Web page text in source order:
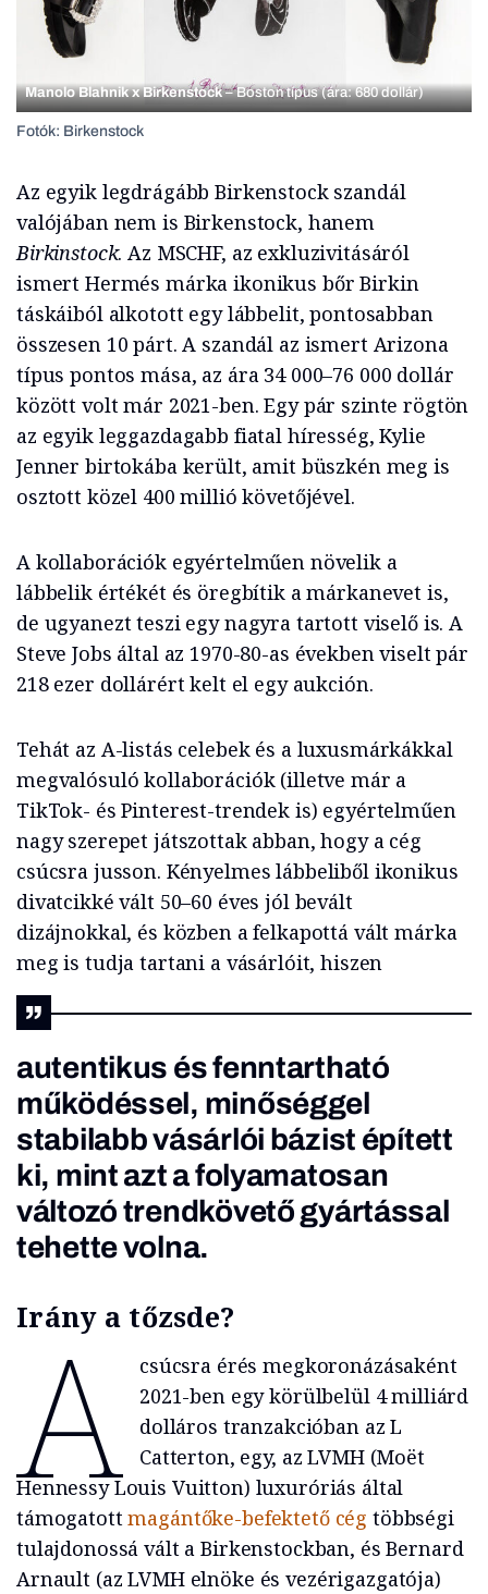
Manolo Blahnik x Birkenstock– Boston típus (ára: 680 dollár)
Fotók: Birkenstock
Az egyik legdrágább Birkenstock szandál
valójában nem is Birkenstock, hanem
Birkinstock. Az MSCHF, az exkluzivitásáról
ismert Hermés márka ikonikus bőr Birkin
táskáiból alkotott egy lábbelit, pontosabban
összesen 10 párt. A szandál az ismert Arizona
típus pontos mása, az ára 34 000–76 000 dollár
között volt már 2021-ben. Egy pár szinte rögtön
az egyik leggazdagabb fiatal híresség, Kylie
Jenner birtokába került, amit büszkén meg is
osztott közel 400 millió követőjével.
A kollaborációk egyértelműen növelik a
lábbelik értékét és öregbítik a márkanevet is,
de ugyanezt teszi egy nagyra tartott viselő is. A
Steve Jobs által az 1970-80-as években viselt pár
218 ezer dollárért kelt el egy aukción.
Tehát az A-listás celebek és a luxusmárkákkal
megvalósuló kollaborációk (illetve már a
TikTok- és Pinterest-trendek is) egyértelműen
nagy szerepet játszottak abban, hogy a cég
csúcsra jusson. Kényelmes lábbeliből ikonikus
divatcikké vált 50–60 éves jól bevált
dizájnokkal, és közben a felkapottá vált márka
meg is tudja tartani a vásárlóit, hiszen
autentikus és fenntartható
működéssel, minőséggel
stabilabb vásárlói bázist épített
ki, mint azt a folyamatosan
változó trendkövető gyártással
tehette volna.
Irány a tőzsde?
A
csúcsra érés megkoronázásaként
2021-ben egy körülbelül 4 milliárd
dolláros tranzakcióban az L
Catterton, egy, az LVMH (Moët
Hennessy Louis Vuitton) luxuróriás által
támogatottmagántőke-befektető cég többségi
tulajdonossá vált a Birkenstockban, és Bernard
Arnault (az LVMH elnöke és vezérigazgatója)